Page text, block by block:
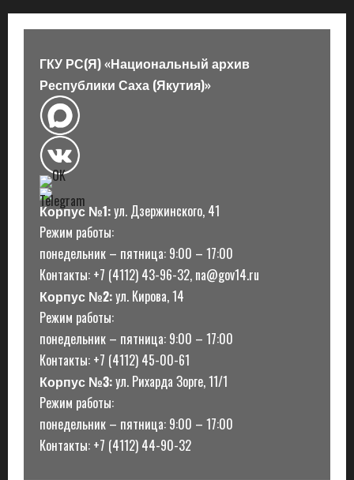
ГКУ РС(Я) «Национальный архив
Республики Саха (Якутия)»
Корпус №1:ул. Дзержинского, 41
Режим работы:
понедельник – пятница: 9:00 – 17:00
Контакты: +7 (4112) 43-96-32, na@gov14.ru
Корпус №2:ул. Кирова, 14
Режим работы:
понедельник – пятница: 9:00 – 17:00
Контакты: +7 (4112) 45-00-61
Корпус №3:ул. Рихарда Зорге, 11/1
Режим работы:
понедельник – пятница: 9:00 – 17:00
Контакты: +7 (4112) 44-90-32